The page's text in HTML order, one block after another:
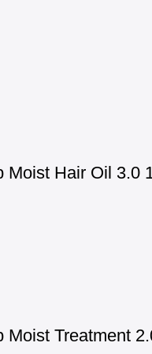
Moist Hair Oil 3.0
Treatment